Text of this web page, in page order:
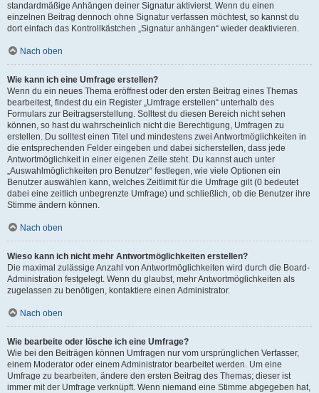
standardmäßige Anhängen deiner Signatur aktivierst. Wenn du einen
einzelnen Beitrag dennoch ohne Signatur verfassen möchtest, so kannst du
dort einfach das Kontrollkästchen „Signatur anhängen“ wieder deaktivieren.
Nach oben
Wie kann ich eine Umfrage erstellen?
Wenn du ein neues Thema eröffnest oder den ersten Beitrag eines Themas
bearbeitest, findest du ein Register „Umfrage erstellen“ unterhalb des
Formulars zur Beitragserstellung. Solltest du diesen Bereich nicht sehen
können, so hast du wahrscheinlich nicht die Berechtigung, Umfragen zu
erstellen. Du solltest einen Titel und mindestens zwei Antwortmöglichkeiten in
die entsprechenden Felder eingeben und dabei sicherstellen, dass jede
Antwortmöglichkeit in einer eigenen Zeile steht. Du kannst auch unter
„Auswahlmöglichkeiten pro Benutzer“ festlegen, wie viele Optionen ein
Benutzer auswählen kann, welches Zeitlimit für die Umfrage gilt (0 bedeutet
dabei eine zeitlich unbegrenzte Umfrage) und schließlich, ob die Benutzer ihre
Stimme ändern können.
Nach oben
Wieso kann ich nicht mehr Antwortmöglichkeiten erstellen?
Die maximal zulässige Anzahl von Antwortmöglichkeiten wird durch die Board-
Administration festgelegt. Wenn du glaubst, mehr Antwortmöglichkeiten als
zugelassen zu benötigen, kontaktiere einen Administrator.
Nach oben
Wie bearbeite oder lösche ich eine Umfrage?
Wie bei den Beiträgen können Umfragen nur vom ursprünglichen Verfasser,
einem Moderator oder einem Administrator bearbeitet werden. Um eine
Umfrage zu bearbeiten, ändere den ersten Beitrag des Themas; dieser ist
immer mit der Umfrage verknüpft. Wenn niemand eine Stimme abgegeben hat,